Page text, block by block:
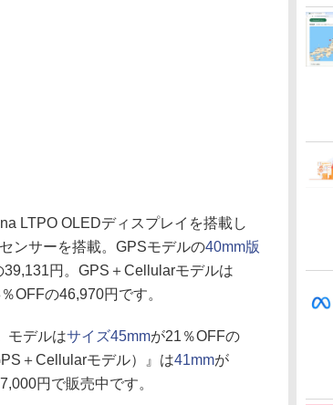
LTPO OLEDディスプレイを搭載し
ンサーを搭載。GPSモデルの40mm版
39,131円。GPS＋Cellularモデルは
OFFの46,970円です。
モデルはサイズ45mmが21％OFFの
＋Cellularモデル）』は41mmが
円で販売中です。